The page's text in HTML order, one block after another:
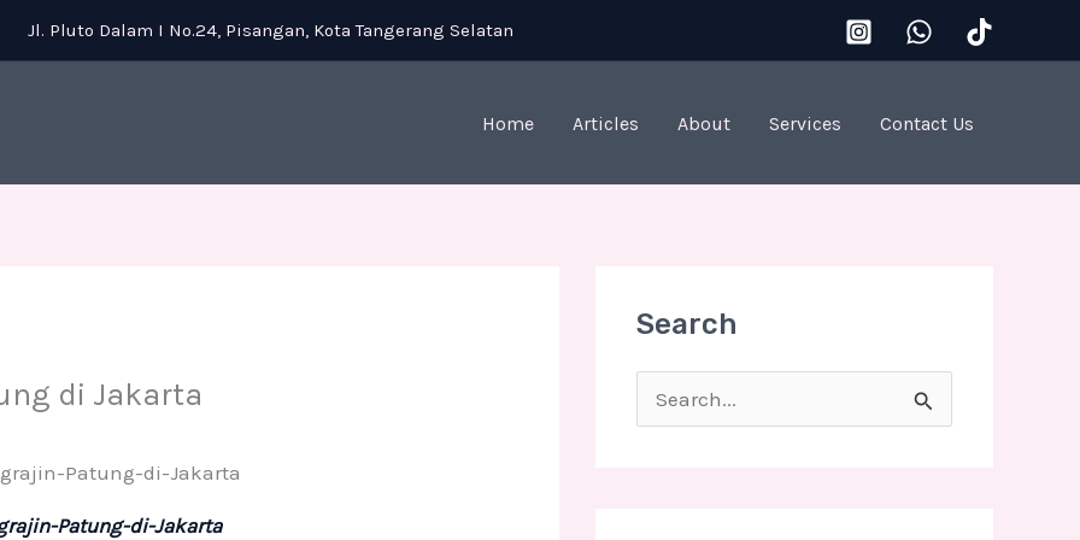
Jl. Pluto Dalam I No.24, Pisangan, Kota Tangerang Selatan
Home Articles About Services Contact Us
di Jakarta
Patung-di-Jakarta
Search